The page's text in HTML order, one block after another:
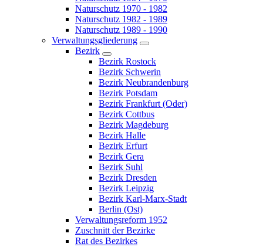
Naturschutz 1970 - 1982
Naturschutz 1982 - 1989
Naturschutz 1989 - 1990
Verwaltungsgliederung
Bezirk
Bezirk Rostock
Bezirk Schwerin
Bezirk Neubrandenburg
Bezirk Potsdam
Bezirk Frankfurt (Oder)
Bezirk Cottbus
Bezirk Magdeburg
Bezirk Halle
Bezirk Erfurt
Bezirk Gera
Bezirk Suhl
Bezirk Dresden
Bezirk Leipzig
Bezirk Karl-Marx-Stadt
Berlin (Ost)
Verwaltungsreform 1952
Zuschnitt der Bezirke
Rat des Bezirkes